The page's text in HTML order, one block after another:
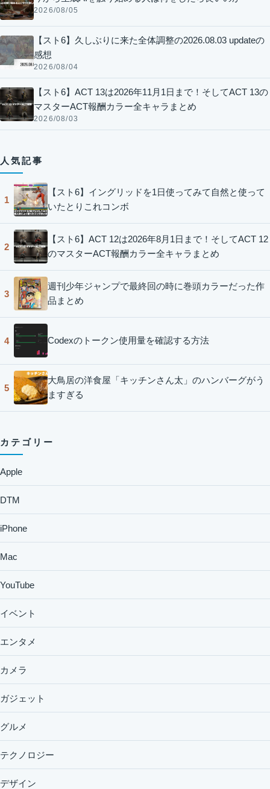
2026/08/05
【スト6】久しぶりに来た全体調整の2026.08.03 updateの
感想
2026/08/04
【スト6】ACT 13は2026年11月1日まで！そしてACT 13の
マスターACT報酬カラー全キャラまとめ
2026/08/03
人気記事
1
【スト6】イングリッドを1日使ってみて自然と使って
いたとりこれコンボ
2
【スト6】ACT 12は2026年8月1日まで！そしてACT 12
のマスターACT報酬カラー全キャラまとめ
3
週刊少年ジャンプで最終回の時に巻頭カラーだった作
品まとめ
4 Codexのトークン使用量を確認する方法
5
大鳥居の洋食屋「キッチンさん太」のハンバーグがう
ますぎる
カテゴリー
Apple
DTM
iPhone
Mac
YouTube
イベント
エンタメ
カメラ
ガジェット
グルメ
テクノロジー
デザイン